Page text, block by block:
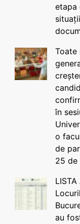
etapa
Toate
în
o
de
25 de
au